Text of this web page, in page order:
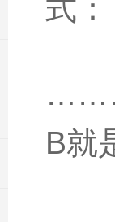
式：
B就